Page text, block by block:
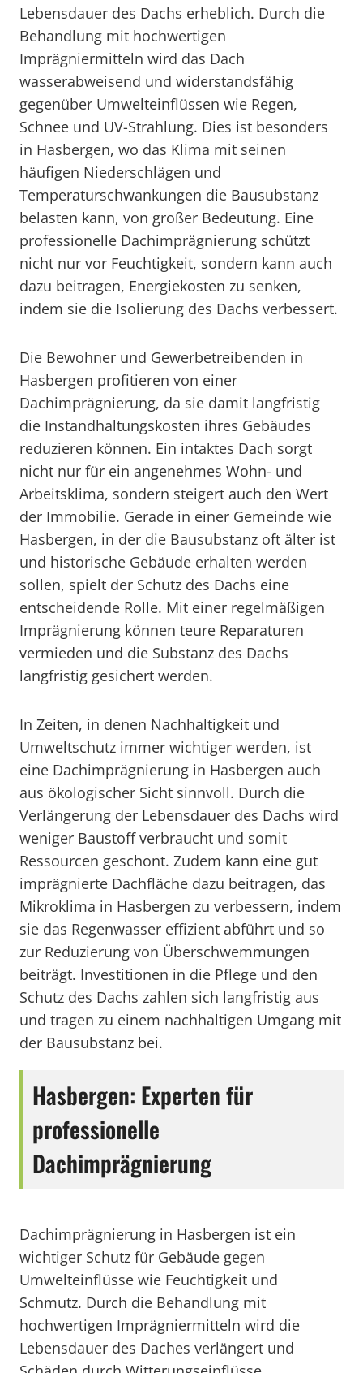
Lebensdauer des Dachs erheblich. Durch die
Behandlung mit hochwertigen
Imprägniermitteln wird das Dach
wasserabweisend und widerstandsfähig
gegenüber Umwelteinflüssen wie Regen,
Schnee und UV-Strahlung. Dies ist besonders
in Hasbergen, wo das Klima mit seinen
häufigen Niederschlägen und
Temperaturschwankungen die Bausubstanz
belasten kann, von großer Bedeutung. Eine
professionelle Dachimprägnierung schützt
nicht nur vor Feuchtigkeit, sondern kann auch
dazu beitragen, Energiekosten zu senken,
indem sie die Isolierung des Dachs verbessert.
Die Bewohner und Gewerbetreibenden in
Hasbergen profitieren von einer
Dachimprägnierung, da sie damit langfristig
die Instandhaltungskosten ihres Gebäudes
reduzieren können. Ein intaktes Dach sorgt
nicht nur für ein angenehmes Wohn- und
Arbeitsklima, sondern steigert auch den Wert
der Immobilie. Gerade in einer Gemeinde wie
Hasbergen, in der die Bausubstanz oft älter ist
und historische Gebäude erhalten werden
sollen, spielt der Schutz des Dachs eine
entscheidende Rolle. Mit einer regelmäßigen
Imprägnierung können teure Reparaturen
vermieden und die Substanz des Dachs
langfristig gesichert werden.
In Zeiten, in denen Nachhaltigkeit und
Umweltschutz immer wichtiger werden, ist
eine Dachimprägnierung in Hasbergen auch
aus ökologischer Sicht sinnvoll. Durch die
Verlängerung der Lebensdauer des Dachs wird
weniger Baustoff verbraucht und somit
Ressourcen geschont. Zudem kann eine gut
imprägnierte Dachfläche dazu beitragen, das
Mikroklima in Hasbergen zu verbessern, indem
sie das Regenwasser effizient abführt und so
zur Reduzierung von Überschwemmungen
beiträgt. Investitionen in die Pflege und den
Schutz des Dachs zahlen sich langfristig aus
und tragen zu einem nachhaltigen Umgang mit
der Bausubstanz bei.
Hasbergen: Experten für
professionelle
Dachimprägnierung
Dachimprägnierung in Hasbergen ist ein
wichtiger Schutz für Gebäude gegen
Umwelteinflüsse wie Feuchtigkeit und
Schmutz. Durch die Behandlung mit
hochwertigen Imprägniermitteln wird die
Lebensdauer des Daches verlängert und